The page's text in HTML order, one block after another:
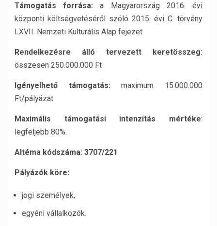
Támogatás forrása: a Magyarország 2016. évi
központi költségvetéséről szóló 2015. évi C. törvény
LXVII. Nemzeti Kulturális Alap fejezet.
Rendelkezésre álló tervezett keretösszeg:
összesen 250.000.000 Ft
Igényelhető támogatás: maximum 15.000.000
Ft/pályázat
Maximális támogatási intenzitás mértéke:
legfeljebb 80%.
Altéma kódszáma: 3707/221
Pályázók köre:
jogi személyek,
egyéni vállalkozók.